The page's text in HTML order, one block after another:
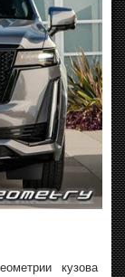
кузова